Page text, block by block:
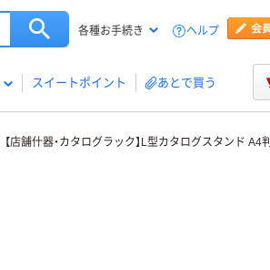
各種お手続き ヘルプ
スイートポイント あとで買う
【店舗什器・カタログラック】L型カタログスタンド A4判